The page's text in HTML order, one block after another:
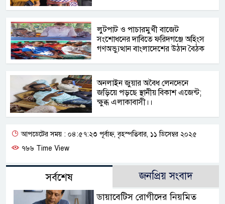
লুটপাট ও পাচারমুখী বাজেট
সংশোধনের দাবিতে ফরিদগঞ্জে অহিংস
গণঅভ্যুত্থান বাংলাদেশের উঠান বৈঠক
অনলাইন জুয়ার অবৈধ লেনদেনে
জড়িয়ে পড়ছে স্থানীয় বিকাশ এজেন্ট;
ক্ষুব্ধ এলাকাবাসী।।
আপডেটের সময় : ০৪:৫৭:২৩ পূর্বাহ্ন, বৃহস্পতিবার, ১১ ডিসেম্বর ২০২৫
৭৬৬ Time View
সর্বশেষ জনপ্রিয় সংবাদ
ডায়াবেটিস রোগীদের নিয়মিত